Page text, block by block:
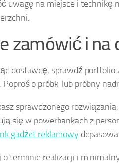
uwagę na miejsce i technikę
zamówić i
dostawcę, sprawdź
Poproś o próbki lub próbny
sprawdzonego
się w powerbankach z
gadżet reklamowy
o terminie realizacji i